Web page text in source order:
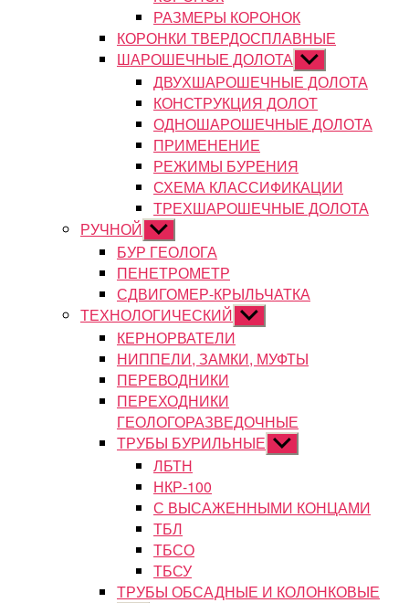
РАЗМЕРЫ КОРОНОК
КОРОНКИ ТВЕРДОСПЛАВНЫЕ
ШАРОШЕЧНЫЕ ДОЛОТА Показывать
подменю
ДВУХШАРОШЕЧНЫЕ ДОЛОТА
КОНСТРУКЦИЯ ДОЛОТ
ОДНОШАРОШЕЧНЫЕ ДОЛОТА
ПРИМЕНЕНИЕ
РЕЖИМЫ БУРЕНИЯ
СХЕМА КЛАССИФИКАЦИИ
ТРЕХШАРОШЕЧНЫЕ ДОЛОТА
РУЧНОЙ Показывать
подменю
БУР ГЕОЛОГА
ПЕНЕТРОМЕТР
СДВИГОМЕР-КРЫЛЬЧАТКА
ТЕХНОЛОГИЧЕСКИЙ Показывать
подменю
КЕРНОРВАТЕЛИ
НИППЕЛИ, ЗАМКИ, МУФТЫ
ПЕРЕВОДНИКИ
ПЕРЕХОДНИКИ
ГЕОЛОГОРАЗВЕДОЧНЫЕ
ТРУБЫ БУРИЛЬНЫЕ Показывать
подменю
ЛБТН
НКР-100
С ВЫСАЖЕННЫМИ КОНЦАМИ
ТБЛ
ТБСО
ТБСУ
ТРУБЫ ОБСАДНЫЕ И КОЛОНКОВЫЕ